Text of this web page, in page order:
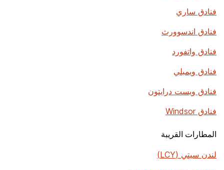
فنادق ساري
فنادق اندسوورث
فنادق واتفورد
فنادق ويمبلي
فنادق ويست درايتون
فنادق Windsor
المطارات القريبة
لندن سيتي (LCY)